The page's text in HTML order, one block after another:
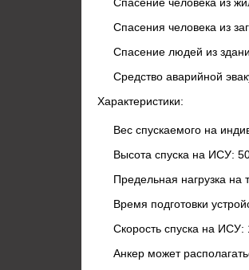
Спасение человека из
Спасения человека из
Спасение людей из
Средство аварийной
Характеристики:
Вес спускаемого на
Высота спуска на ИСУ:
Предельная нагрузка на
Время подготовки
Скорость спуска на ИСУ:
Анкер может